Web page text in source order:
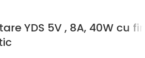
YDS 5V , 8A, 40W cu fir